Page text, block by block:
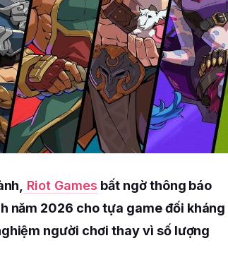
Riot Games bất ngờ thông báo
năm 2026 cho tựa game đối kháng
người chơi thay vì số lượng